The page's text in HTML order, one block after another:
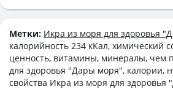
Метки: Икра из моря для здоровья
калорийность 234 кКал, химический
ценность, витамины, минералы, чем
для здоровья "Дары моря", калории,
свойства Икра из моря для